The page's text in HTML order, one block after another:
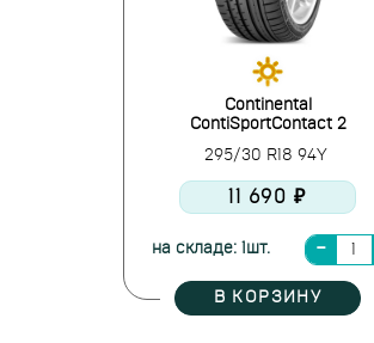
Continental
ContiSportContact 2
295/30 R18 94Y
11 690 ₽
на складе: 1шт.
В КОРЗИНУ